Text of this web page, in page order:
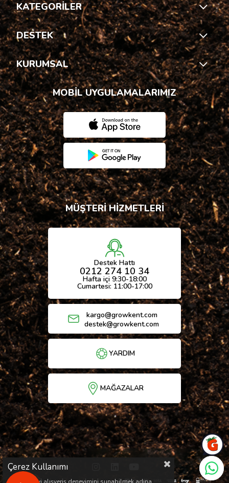
KATEGORİLER
DESTEK
KURUMSAL
MOBİL UYGULAMALARIMIZ
MÜŞTERİ HİZMETLERİ
Destek Hattı
0212 274 10 34
Hafta içi 9:30-18:00
Cumartesi: 11:00-17:00
kargo@growkent.com
destek@growkent.com
YARDIM
MAĞAZALAR
Çerez Kullanımı